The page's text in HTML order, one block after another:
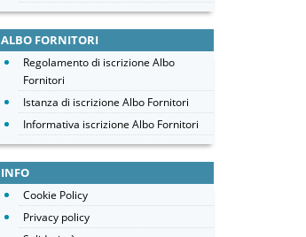
ALBO FORNITORI
Regolamento di iscrizione Albo
Fornitori
Istanza di iscrizione Albo Fornitori
Informativa iscrizione Albo Fornitori
INFO
Cookie Policy
Privacy policy